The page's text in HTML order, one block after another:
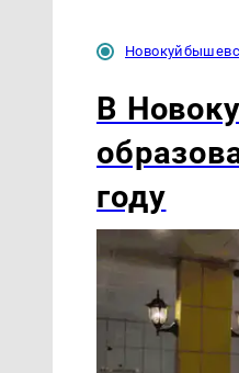
В
году